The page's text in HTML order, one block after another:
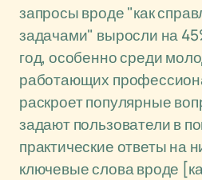
запросы вроде "как
задачами" выросли на
год, особенно среди
работающих
раскроет популярные
задают пользователи в
практические ответы на
ключевые слова вроде